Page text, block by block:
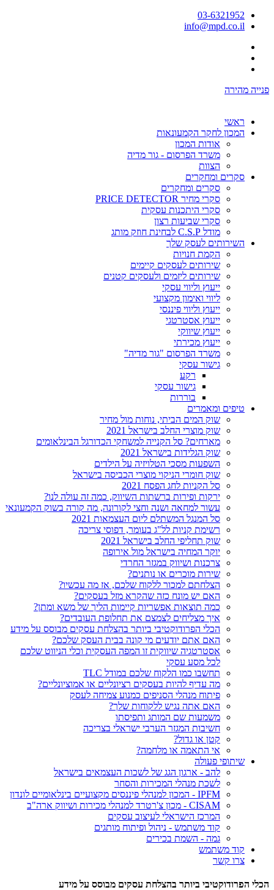
03-6321952
info@mpd.co.il
פנייה מהירה
ראשי
המכון לחקר הקמעונאות
אודות המכון
משרד הפרסום - גור מדיה
הצוות
סקרים ומחקרים
סקרים ומחקרים
סקרי מחיר PRICE DETECTOR
סקרי היתכנות עסקית
סקרי שביעות רצון
מודל C.S.P לבחינת חוזק מותג
השירותים לעסק שלך
הקמת חנויות
שירותים לעסקים קיימים
שירותים ליזמים ולעסקים קטנים
ייעוץ וליווי עסקי
ליווי ואימון מקצועי
ייעוץ וליווי פיננסי
ייעוץ אסטרטגי
ייעוץ שיווקי
ייעוץ מכירתי
משרד הפרסום "גור מדיה"
גישור עסקי
רקע
גישור עסקי
בוררות
טיפים ומאמרים
שוק המים הביתי, נוחות מול מחיר
שוק מוצרי החלב בישראל 2021
מארחים? סל הקנייה למשחקי הכדורגל הבינלאומים
שוק הגלידות בישראל 2021
השפעות מסכי הטלויזיה על הילדים
שוק חומרי הניקוי מוצרי הכביסה בישראל
סל הקניות לחג הפסח 2021
ירקות ופירות ברשתות השיווק, כמה זה עולה לנו?
עשור למחאה ושנה וחצי לקורונה, מה קורה בשוק הקמעונאי
סל המנגל המשתלם ליום העצמאות 2021
רשימת קניות לל"ג בעומר, דפוסי צריכה
שוק תחליפי החלב בישראל 2021
יוקר המחיה בישראל מול אירופה
צרכנות ושיווק במגזר החרדי
שירות מוכרים או נותנים?
הצלחתם למכור ללקוח שלכם, אז מה עכשיו?
האם יש מונח כזה שהקרא מזל בעסקים?
כמה תוצאות אפשריות קיימות הליך של משא ומתן?
איך מצליחים לצמצם את תחלופת העובדים?
הכלי הפרודוקטיבי ביותר בהצלחת עסקים מבוסס על מידע
האם אתם יודעים מי קונה בבית העסק שלכם?
אסטרטגיה שיווקית זו המפה העסקית וכלי הניווט שלכם
לכל מסע עסקי
תחשבו כמו הלקוח שלכם במודל TLC
מה עדיף להיות בעסקים רציונליים או אמוציונליים?
פיתוח מנהלי הסניפים כמנוע צמיחה לעסק
האם אתה נגיש ללקוחות שלך?
משמעות שם המותג ותפיסתו
חשיבות המגזר הערבי ישראלי בצריכה
קטן או גדול?
אי התאמה או מלחמה?
שיתופי פעולה
להב - ארגון הגג של לשכות העצמאים בישראל
לשכת מנהלי המכירות והסחר
IPFM - המכון למנהלי פיננסים מקצועיים בינלאומיים לונדון
CISAM - מכון צ'רטרד למנהלי מכירות ושיווק ארה"ב
המרכז הישראלי לעיצוב עסקים
קוד משתמש - ניהול ופיתוח מותגים
גמה - השמת בכירים
קוד משתמש
צרו קשר
הכלי הפרודוקטיבי ביותר בהצלחת עסקים מבוסס על מידע